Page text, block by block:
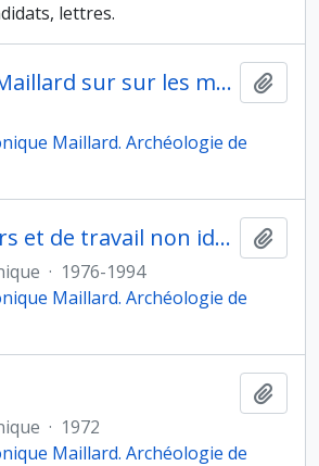
lettres.
Thèse de M. Maillard sur sur les monuments civils et religieux dans l’Asie centrale sédentaire depuis l’ère chrétienne jusqu’à la conquête musulmane, soutenue à l’Université de Paris VII en 1981
Maillard. Archéologie de
Notes de cours et de travail non identifiées
· 1976-1994
Maillard. Archéologie de
· 1972
Maillard. Archéologie de